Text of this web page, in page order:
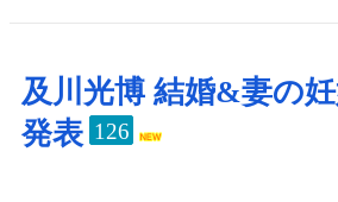
及川光博 結婚&妻の
発表 126